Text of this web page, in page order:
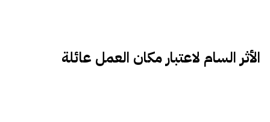
الأثر السام لاعتبار مكان العمل عائلة